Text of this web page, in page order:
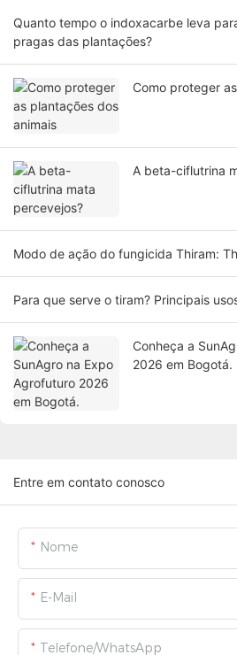
Quanto tempo o indoxacarbe leva
pragas das plantações?
Como proteger
A beta-ciflutrina
Modo de ação do fungicida Thiram:
Para que serve o tiram? Principais
Conheça a
2026 em Bogotá.
Entre em contato conosco
Nome
E-Mail
Telefone/WhatsApp